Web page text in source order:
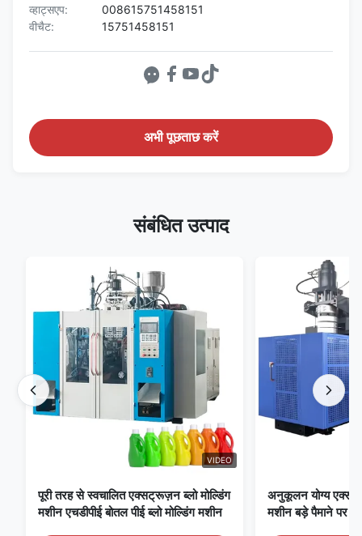
व्हाट्सएप:
008615751458151
वीचैट:
15751458151
अभी पूछताछ करें
संबंधित उत्पाद
VIDEO
पूरी तरह से स्वचालित एक्सट्रूज़न ब्लो मोल्डिंग
मशीन एचडीपीई बोतल पीई ब्लो मोल्डिंग मशीन
अनुकूलन योग्य
मशीन बड़े पैमाने पर